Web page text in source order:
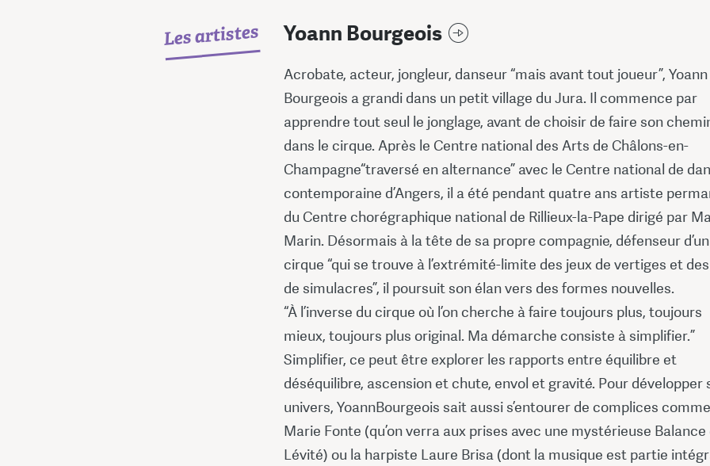
Les artistes Yoann Bourgeois
Acrobate, acteur, jongleur, danseur “mais avant tout joueur”, Yoann
Bourgeois a grandi dans un petit village du Jura. Il commence par
apprendre tout seul le jonglage, avant de choisir de faire son
dans le cirque. Après le Centre national des Arts de Châlons-en-
Champagne“traversé en alternance” avec le Centre national de
contemporaine d’Angers, il a été pendant quatre ans artiste
du Centre chorégraphique national de Rillieux-la-Pape dirigé par
Marin. Désormais à la tête de sa propre compagnie, défenseur d’un
cirque “qui se trouve à l’extrémité-limite des jeux de vertiges et
de simulacres”, il poursuit son élan vers des formes nouvelles.
“À l’inverse du cirque où l’on cherche à faire toujours plus, toujours
mieux, toujours plus original. Ma démarche consiste à simplifier.”
Simplifier, ce peut être explorer les rapports entre équilibre et
déséquilibre, ascension et chute, envol et gravité. Pour développer
univers, YoannBourgeois sait aussi s’entourer de complices comme
Marie Fonte (qu’on verra aux prises avec une mystérieuse Balance
Lévité) ou la harpiste Laure Brisa (dont la musique est partie